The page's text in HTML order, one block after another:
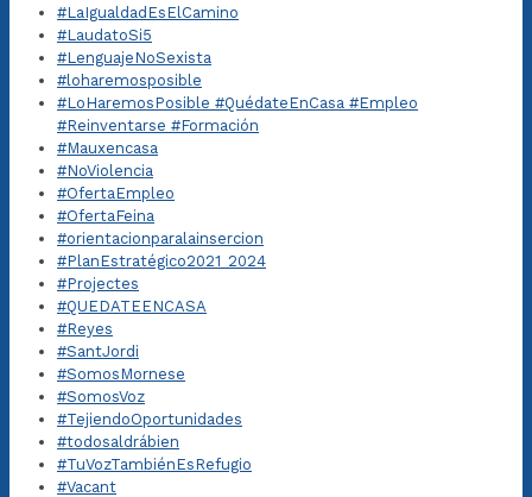
#LaIgualdadEsElCamino
#LaudatoSi5
#LenguajeNoSexista
#loharemosposible
#LoHaremosPosible #QuédateEnCasa #Empleo
#Reinventarse #Formación
#Mauxencasa
#NoViolencia
#OfertaEmpleo
#OfertaFeina
#orientacionparalainsercion
#PlanEstratégico2021_2024
#Projectes
#QUEDATEENCASA
#Reyes
#SantJordi
#SomosMornese
#SomosVoz
#TejiendoOportunidades
#todosaldrábien
#TuVozTambiénEsRefugio
#Vacant